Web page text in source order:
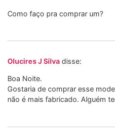
Como faço pra comprar um?
Olucires J Silva disse:
Boa Noite.
Gostaria de comprar esse
não é mais fabricado. Alguém